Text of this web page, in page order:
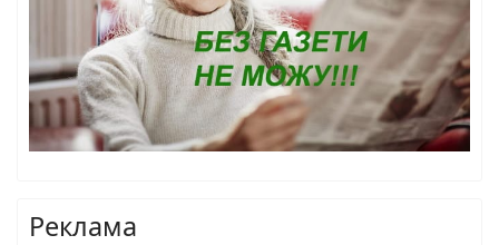
Реклама